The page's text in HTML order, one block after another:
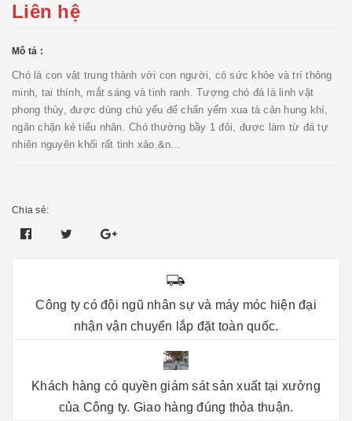
Liên hệ
Mô tả :
Chó là con vật trung thành với con người, có sức khỏe và trí thông
minh, tai thính, mắt sáng và tinh ranh. Tượng chó đá là linh vật
phong thủy, được dùng chủ yếu để chấn yểm xua tà cản hung khí,
ngăn chặn kẻ tiểu nhân. Chó thường bầy 1 đôi, được làm từ đá tự
nhiên nguyên khối rất tinh xảo.&n...
Chia sẻ:
Công ty có đội ngũ nhân sự và máy móc hiện đại
nhận vận chuyển lắp đặt toàn quốc.
Khách hàng có quyền giám sát sản xuất tại xưởng
của Công ty. Giao hàng đúng thỏa thuận.